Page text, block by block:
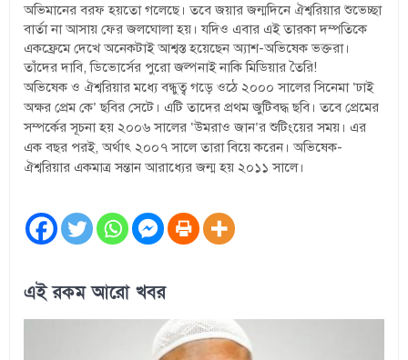
অভিমানের বরফ হয়তো গলেছে। তবে জয়ার জন্মদিনে ঐশ্বরিয়ার শুভেচ্ছা
বার্তা না আসায় ফের জলঘোলা হয়। যদিও এবার এই তারকা দম্পতিকে
একফ্রেমে দেখে অনেকটাই আশ্বস্ত হয়েছেন অ্যাশ-অভিষেক ভক্তরা।
তাঁদের দাবি, ডিভোর্সের পুরো জল্পনাই নাকি মিডিয়ার তৈরি!
অভিষেক ও ঐশ্বরিয়ার মধ্যে বন্ধুত্ব গড়ে ওঠে ২০০০ সালের সিনেমা ‘ঢাই
অক্ষর প্রেম কে’ ছবির সেটে। এটি তাদের প্রথম জুটিবদ্ধ ছবি। তবে প্রেমের
সম্পর্কের সূচনা হয় ২০০৬ সালের ‘উমরাও জান’র শুটিংয়ের সময়। এর
এক বছর পরই, অর্থাৎ ২০০৭ সালে তারা বিয়ে করেন। অভিষেক-
ঐশ্বরিয়ার একমাত্র সন্তান আরাধ্যের জন্ম হয় ২০১১ সালে।
এই রকম আরো খবর